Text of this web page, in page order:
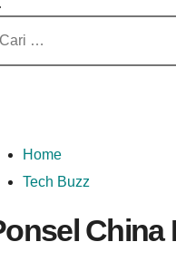
Home
Tech Buzz
China